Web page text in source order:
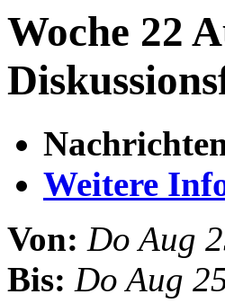
Woche 22
Weitere
Von: Do Aug
Bis: Do Aug